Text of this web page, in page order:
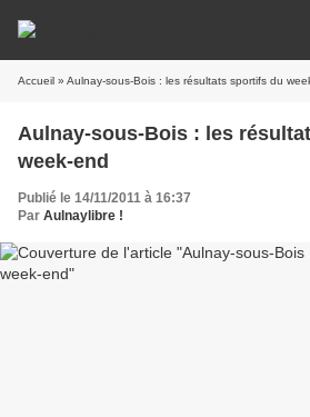
Accueil » Aulnay-sous-Bois : les résultats sportifs du
Aulnay-sous-Bois : les
week-end
Publié le 14/11/2011 à 16:37
Par Aulnaylibre !